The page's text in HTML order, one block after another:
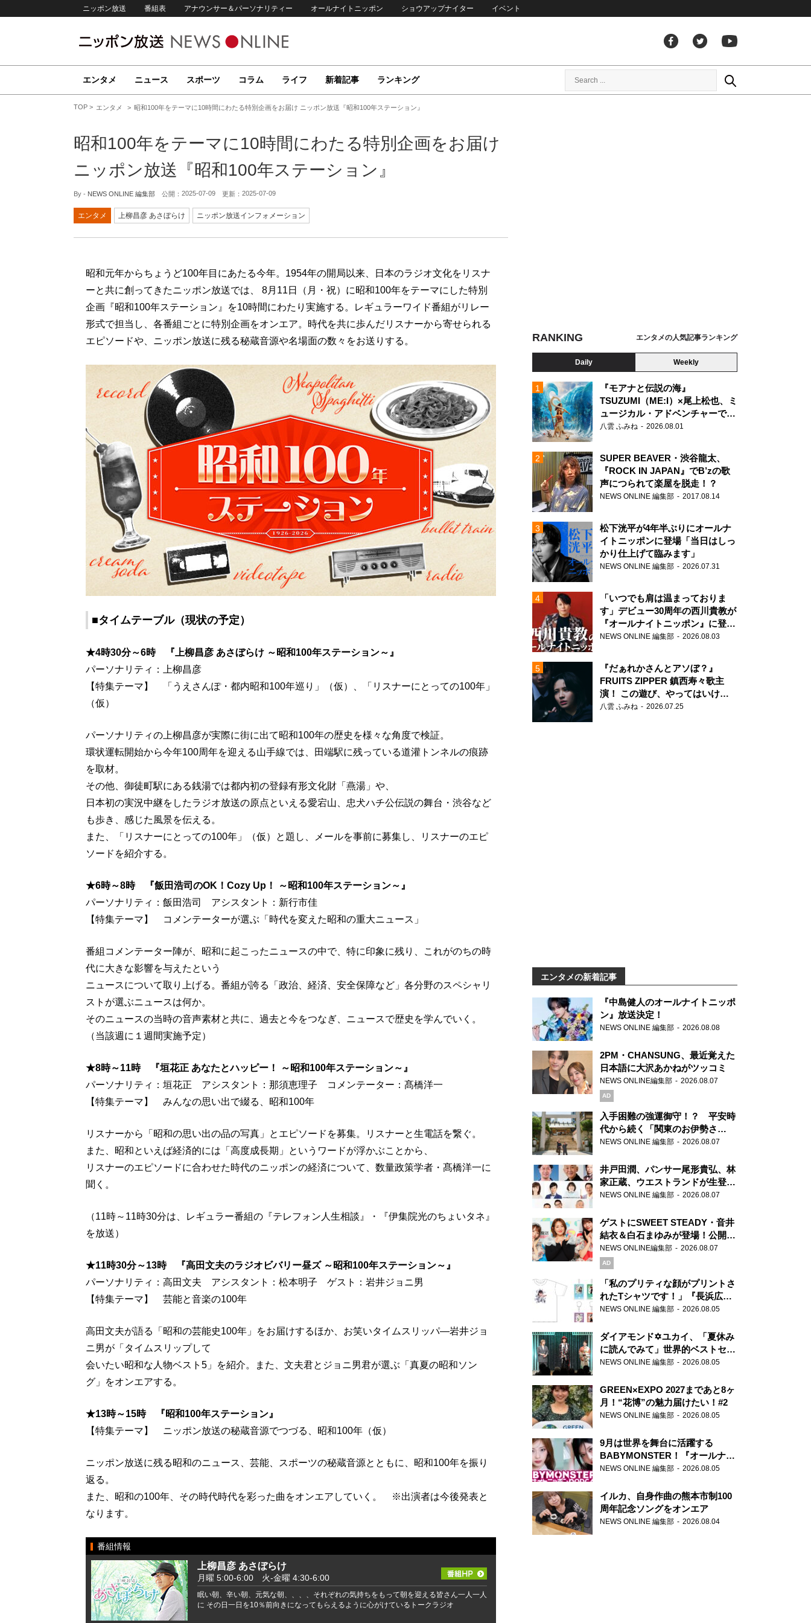
ニッポン放送 番組表 アナウンサー＆パーソナリティー オールナイトニッポン ショウアップナイター イベント
エンタメ ニュース スポーツ コラム ライフ 新着記事 ランキング
TOP エンタメ 昭和100年をテーマに10時間にわたる特別企画をお届け ニッポン放送『昭和100年ステーション』
昭和100年をテーマに10時間にわたる特別企画をお届け
ニッポン放送『昭和100年ステーション』
By - NEWS ONLINE 編集部 公開： 2025-07-09 更新： 2025-07-09
エンタメ 上柳昌彦 あさぼらけ ニッポン放送インフォメーション
昭和元年からちょうど100年目にあたる今年。1954年の開局以来、日本のラジオ文化をリスナ
ーと共に創ってきたニッポン放送では、 8月11日（月・祝）に昭和100年をテーマにした特別
企画『昭和100年ステーション』を10時間にわたり実施する。レギュラーワイド番組がリレー
形式で担当し、各番組ごとに特別企画をオンエア。時代を共に歩んだリスナーから寄せられる
エピソードや、ニッポン放送に残る秘蔵音源や名場面の数々をお送りする。
■タイムテーブル（現状の予定）
★4時30分～6時 『上柳昌彦 あさぼらけ ～昭和100年ステーション～』
パーソナリティ：上柳昌彦
【特集テーマ】 「うえさんぽ・都内昭和100年巡り」（仮）、「リスナーにとっての100年」
（仮）
パーソナリティの上柳昌彦が実際に街に出て昭和100年の歴史を様々な角度で検証。
環状運転開始から今年100周年を迎える山手線では、田端駅に残っている道灌トンネルの痕跡
を取材。
その他、御徒町駅にある銭湯では都内初の登録有形文化財「燕湯」や、
日本初の実況中継をしたラジオ放送の原点といえる愛宕山、忠犬ハチ公伝説の舞台・渋谷など
も歩き、感じた風景を伝える。
また、「リスナーにとっての100年」（仮）と題し、メールを事前に募集し、リスナーのエピ
ソードを紹介する。
★6時～8時 『飯田浩司のOK！Cozy Up！ ～昭和100年ステーション～』
パーソナリティ：飯田浩司 アシスタント：新行市佳
【特集テーマ】 コメンテーターが選ぶ「時代を変えた昭和の重大ニュース」
番組コメンテーター陣が、昭和に起こったニュースの中で、特に印象に残り、これがのちの時
代に大きな影響を与えたという
ニュースについて取り上げる。番組が誇る「政治、経済、安全保障など」各分野のスペシャリ
ストが選ぶニュースは何か。
そのニュースの当時の音声素材と共に、過去と今をつなぎ、ニュースで歴史を学んでいく。
（当該週に１週間実施予定）
★8時～11時 『垣花正 あなたとハッピー！ ～昭和100年ステーション～』
パーソナリティ：垣花正 アシスタント：那須恵理子 コメンテーター：髙橋洋一
【特集テーマ】 みんなの思い出で綴る、昭和100年
リスナーから「昭和の思い出の品の写真」とエピソードを募集。リスナーと生電話を繋ぐ。
また、昭和といえば経済的には「高度成長期」というワードが浮かぶことから、
リスナーのエピソードに合わせた時代のニッポンの経済について、数量政策学者・髙橋洋一に
聞く。
（11時～11時30分は、レギュラー番組の『テレフォン人生相談』・『伊集院光のちょいタネ』
を放送）
★11時30分～13時 『高田文夫のラジオビバリー昼ズ ～昭和100年ステーション～』
パーソナリティ：高田文夫 アシスタント：松本明子 ゲスト：岩井ジョニ男
【特集テーマ】 芸能と音楽の100年
高田文夫が語る「昭和の芸能史100年」をお届けするほか、お笑いタイムスリッパ―岩井ジョ
ニ男が「タイムスリップして
会いたい昭和な人物ベスト5」を紹介。また、文夫君とジョニ男君が選ぶ「真夏の昭和ソン
グ」をオンエアする。
★13時～15時 『昭和100年ステーション』
【特集テーマ】 ニッポン放送の秘蔵音源でつづる、昭和100年（仮）
ニッポン放送に残る昭和のニュース、芸能、スポーツの秘蔵音源とともに、昭和100年を振り
返る。
また、昭和の100年、その時代時代を彩った曲をオンエアしていく。 ※出演者は今後発表と
なります。
番組情報
上柳昌彦 あさぼらけ
月曜 5:00-6:00 火-金曜 4:30-6:00
眠い朝、辛い朝、元気な朝、、、、それぞれの気持ちをもって朝を迎える皆さん一人一人
に その日一日を10％前向きになってもらえるように心がけているトークラジオ
RANKING エンタメの人気記事ランキング
Daily Weekly
『モアナと伝説の海』
TSUZUMI（ME:I）×尾上松也、ミ
ュージカル・アドベンチャーで美
声を響かせる
八雲 ふみね 2026.08.01
SUPER BEAVER・渋谷龍太、
『ROCK IN JAPAN』でB’zの歌
声につられて楽屋を脱走！？
NEWS ONLINE 編集部 2017.08.14
松下洸平が4年半ぶりにオールナ
イトニッポンに登場「当日はしっ
かり仕上げて臨みます」
NEWS ONLINE 編集部 2026.07.31
「いつでも肩は温まっておりま
す」デビュー30周年の西川貴教が
『オールナイトニッポン』に登
場！
NEWS ONLINE 編集部 2026.08.03
『だぁれかさんとアソぼ？』
FRUITS ZIPPER 鎮西寿々歌主
演！ この遊び、やってはいけま
せん。
八雲 ふみね 2026.07.25
エンタメの新着記事
『中島健人のオールナイトニッポ
ン』放送決定！
NEWS ONLINE 編集部 2026.08.08
2PM・CHANSUNG、最近覚えた
日本語に大沢あかねがツッコミ
NEWS ONLINE編集部 2026.08.07
AD
入手困難の強運御守！？ 平安時
代から続く「関東のお伊勢さ
ま」、芝大神宮にてランパンプス
NEWS ONLINE 編集部 2026.08.07
井戸田潤、パンサー尾形貴弘、林
家正蔵、ウエストランドが生登
場！『ラジオビバリー昼ズ』
NEWS ONLINE 編集部 2026.08.07
ゲストにSWEET STEADY・音井
結衣＆白石まゆみが登場！公開収
録で素顔全開！
NEWS ONLINE編集部 2026.08.07
AD
「私のプリティな顔がプリントさ
れたTシャツです！」『長浜広奈
天下無双』初の番組グッズ発売
NEWS ONLINE 編集部 2026.08.05
ダイアモンド✡ユカイ、「夏休み
に読んでみて」世界的ベストセラ
ー『アナスタシア』を紹介
NEWS ONLINE 編集部 2026.08.05
GREEN×EXPO 2027まであと8ヶ
月！“花博”の魅力届けたい！#2
NEWS ONLINE 編集部 2026.08.05
9月は世界を舞台に活躍する
BABYMONSTER！『オールナイ
トニッポンPODCAST』月替わり
NEWS ONLINE 編集部 2026.08.05
イルカ、自身作曲の熊本市制100
周年記念ソングをオンエア
NEWS ONLINE 編集部 2026.08.04